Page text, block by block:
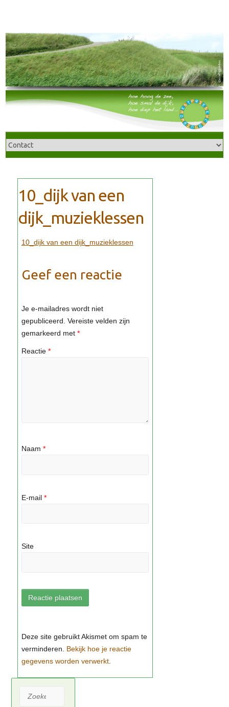
10_dijk van een dijk_muzieklessen
Geef een reactie
Je e-mailadres wordt niet
gepubliceerd. Vereiste velden zijn
gemarkeerd met *
Reactie *
Naam *
E-mail *
Site
Bekijk hoe je reactie
gegevens worden verwerkt
Zoeken